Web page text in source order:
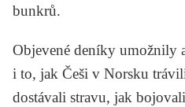
bunkrů.
Objevené deníky umožnily
i to, jak Češi v Norsku
dostávali stravu, jak